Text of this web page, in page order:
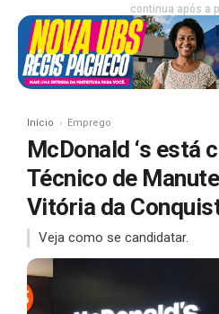
continua após a
Início Emprego
McDonald ‘s está
Técnico de
Vitória da
Veja como se candidatar.